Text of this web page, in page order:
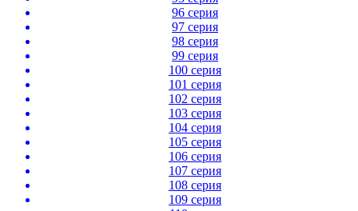
96 серия
97 серия
98 серия
99 серия
100 серия
101 серия
102 серия
103 серия
104 серия
105 серия
106 серия
107 серия
108 серия
109 серия